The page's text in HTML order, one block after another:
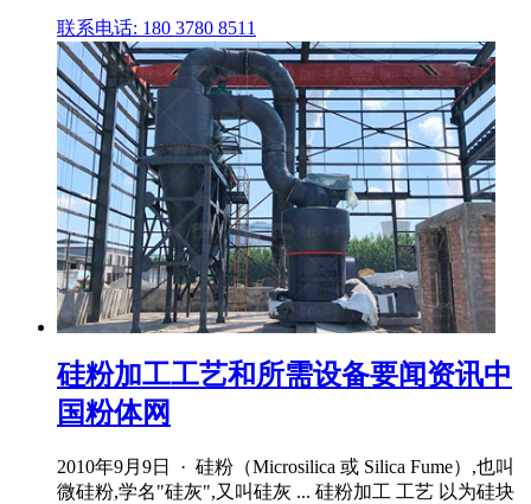
联系电话: 180 3780 8511
硅粉加工工艺和所需设备要闻资讯中
国粉体网
2010年9月9日 · 硅粉（Microsilica 或 Silica Fume）,也叫
微硅粉,学名"硅灰",又叫硅灰 ... 硅粉加工 工艺 以为硅块